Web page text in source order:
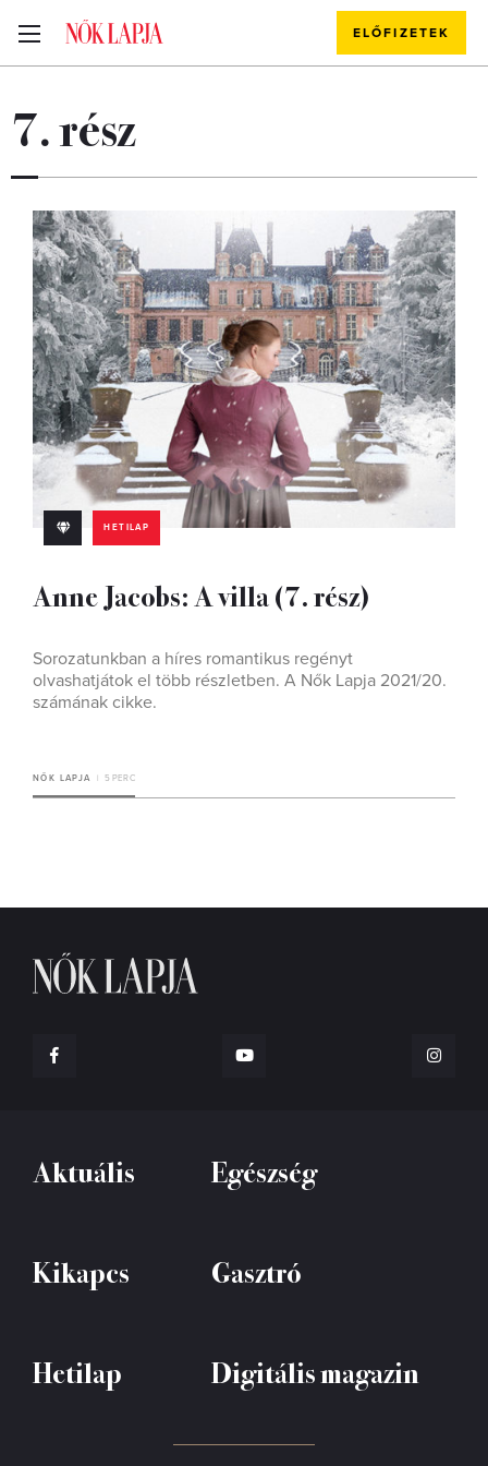
ELŐFIZETEK
7. rész
HETILAP
Anne Jacobs: A villa (7. rész)
Sorozatunkban a híres romantikus regényt
olvashatjátok el több részletben. A Nők Lapja 2021/20.
számának cikke.
NŐK LAPJA 5 PERC
Aktuális Egészség
Kikapcs Gasztró
Hetilap Digitális magazin